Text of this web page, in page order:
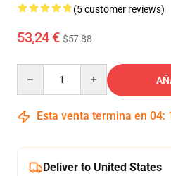
(5 customer reviews)
53,24 € $57.88
Esta venta termina en 04:
Deliver to United States